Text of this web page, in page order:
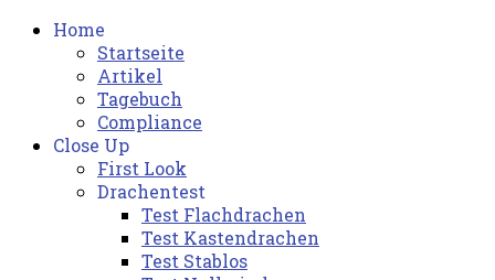
Home
Startseite
Artikel
Tagebuch
Compliance
Close Up
First Look
Drachentest
Test Flachdrachen
Test Kastendrachen
Test Stablos